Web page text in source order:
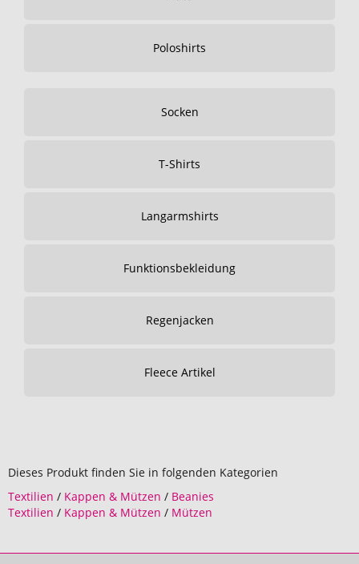
Poloshirts
Socken
T-Shirts
Langarmshirts
Funktionsbekleidung
Regenjacken
Fleece Artikel
Dieses Produkt finden Sie in folgenden Kategorien
Textilien / Kappen & Mützen / Beanies
Textilien / Kappen & Mützen / Mützen